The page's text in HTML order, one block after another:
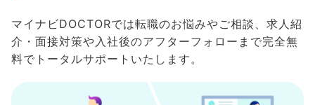
マイナビDOCTORでは転職のお悩みやご相談、求人紹
介・面接対策や入社後のアフターフォローまで完全無
料でトータルサポートいたします。